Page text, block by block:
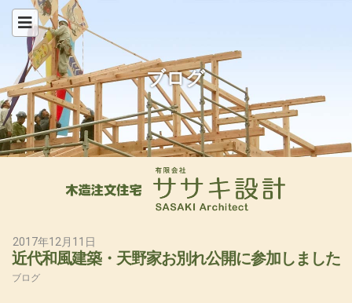
ブログ
2017年12月11日
近代和風建築・天野家お別れ公開に参加しました
ブログ